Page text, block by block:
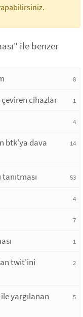
ile benzer
8
çeviren cihazlar 1
4
btk'ya dava
14
53
4
7
1
twit'ini
2
yargılanan
5